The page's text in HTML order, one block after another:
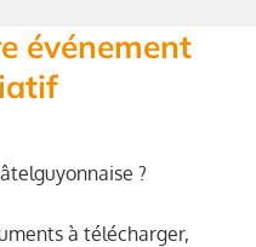
événement
?
à télécharger,